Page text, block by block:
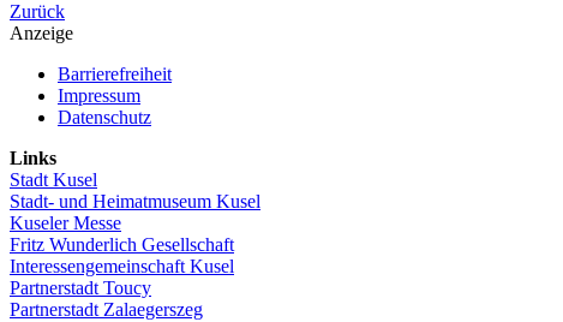
Zurück
Anzeige
Barrierefreiheit
Impressum
Datenschutz
Links
Stadt Kusel
Stadt- und Heimatmuseum Kusel
Kuseler Messe
Fritz Wunderlich Gesellschaft
Interessengemeinschaft Kusel
Partnerstadt Toucy
Partnerstadt Zalaegerszeg